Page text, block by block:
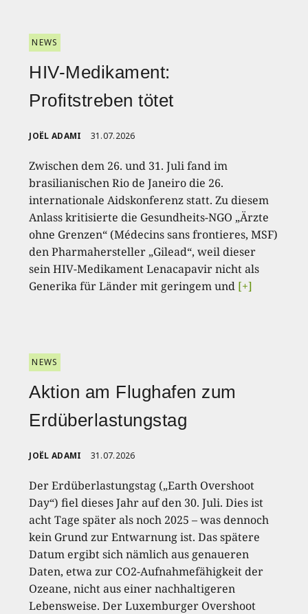
NEWS
HIV-Medikament:
Profitstreben tötet
JOËL ADAMI 31.07.2026
Zwischen dem 26. und 31. Juli fand im
brasilianischen Rio de Janeiro die 26.
internationale Aidskonferenz statt. Zu diesem
Anlass kritisierte die Gesundheits-NGO „Ärzte
ohne Grenzen“ (Médecins sans frontieres, MSF)
den Pharmahersteller „Gilead“, weil dieser
sein HIV-Medikament Lenacapavir nicht als
Generika für Länder mit geringem und [+]
NEWS
Aktion am Flughafen zum
Erdüberlastungstag
JOËL ADAMI 31.07.2026
Der Erdüberlastungstag („Earth Overshoot
Day“) fiel dieses Jahr auf den 30. Juli. Dies ist
acht Tage später als noch 2025 – was dennoch
kein Grund zur Entwarnung ist. Das spätere
Datum ergibt sich nämlich aus genaueren
Daten, etwa zur CO2-Aufnahmefähigkeit der
Ozeane, nicht aus einer nachhaltigeren
Lebensweise. Der Luxemburger Overshoot